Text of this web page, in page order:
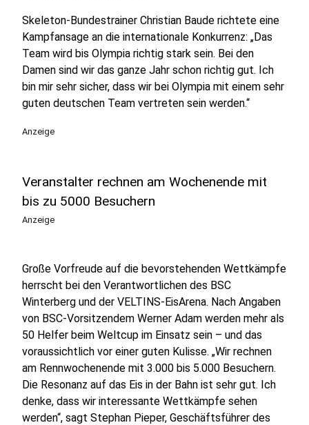
Skeleton-Bundestrainer Christian Baude richtete eine
Kampfansage an die internationale Konkurrenz: „Das
Team wird bis Olympia richtig stark sein. Bei den
Damen sind wir das ganze Jahr schon richtig gut. Ich
bin mir sehr sicher, dass wir bei Olympia mit einem sehr
guten deutschen Team vertreten sein werden.“
Anzeige
Veranstalter rechnen am Wochenende mit
bis zu 5000 Besuchern
Anzeige
Große Vorfreude auf die bevorstehenden Wettkämpfe
herrscht bei den Verantwortlichen des BSC
Winterberg und der VELTINS-EisArena. Nach Angaben
von BSC-Vorsitzendem Werner Adam werden mehr als
50 Helfer beim Weltcup im Einsatz sein – und das
voraussichtlich vor einer guten Kulisse. „Wir rechnen
am Rennwochenende mit 3.000 bis 5.000 Besuchern.
Die Resonanz auf das Eis in der Bahn ist sehr gut. Ich
denke, dass wir interessante Wettkämpfe sehen
werden“, sagt Stephan Pieper, Geschäftsführer des